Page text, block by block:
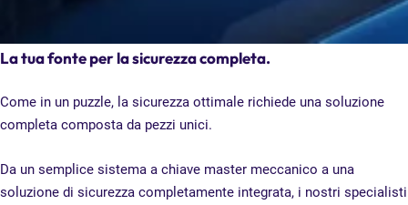
La tua fonte per la sicurezza completa.
Come in un puzzle, la sicurezza ottimale richiede una soluzione
completa composta da pezzi unici.
Da un semplice sistema a chiave master meccanico a una
soluzione di sicurezza completamente integrata, i nostri specialisti